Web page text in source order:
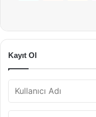
Kayıt Ol